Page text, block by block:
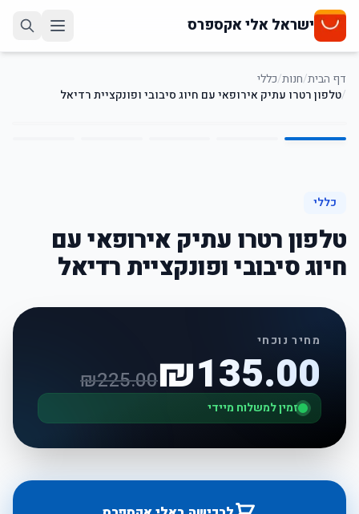
ישראל אלי אקספרס
דף הבית/חנות/כללי
/טלפון רטרו עתיק אירופאי עם חיוג סיבובי ופונקציית רדיאל
1
/
5
כללי
טלפון רטרו עתיק אירופאי עם
חיוג סיבובי ופונקציית רדיאל
מחיר נוכחי
₪135.00
₪225.00
זמין למשלוח מיידי